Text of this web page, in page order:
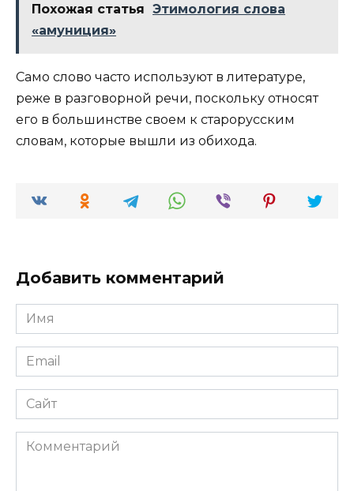
Похожая статья Этимология слова
«амуниция»
Само слово часто используют в литературе,
реже в разговорной речи, поскольку относят
его в большинстве своем к старорусским
словам, которые вышли из обихода.
Добавить комментарий
Имя
*
Email
*
Сайт
Комментарий